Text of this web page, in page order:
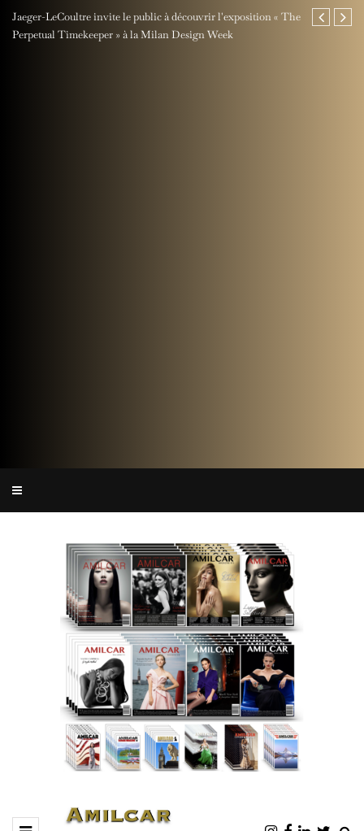
l'exposition « The
Week
Maison Michel, chapelier parisien : L'élégance